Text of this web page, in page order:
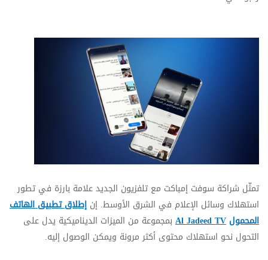
تمثّل شراكة سوفت إمباكت مع تلفزيون الجديد علامة بارزة في تطور
استهلاك وسائل الإعلام في الشرق الأوسط. إن إطلاق تطبيق الهاتف
المحمول Al Jadeed TV بمجموعة من الميزات الديناميكية يدل على
التحول نحو استهلاك محتوى أكثر مرونة ويمكن الوصول إليه.